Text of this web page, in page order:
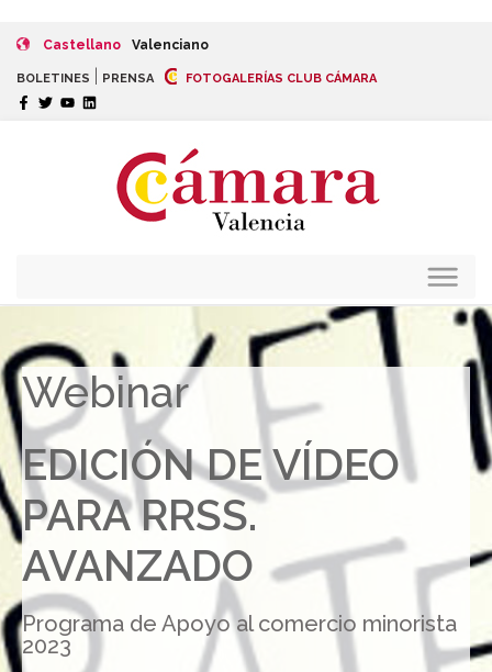
Castellano Valenciano
BOLETINES PRENSA FOTOGALERÍAS CLUB CÁMARA
Webinar
EDICIÓN DE VÍDEO
PARA RRSS.
AVANZADO
Programa de Apoyo al comercio minorista
2023